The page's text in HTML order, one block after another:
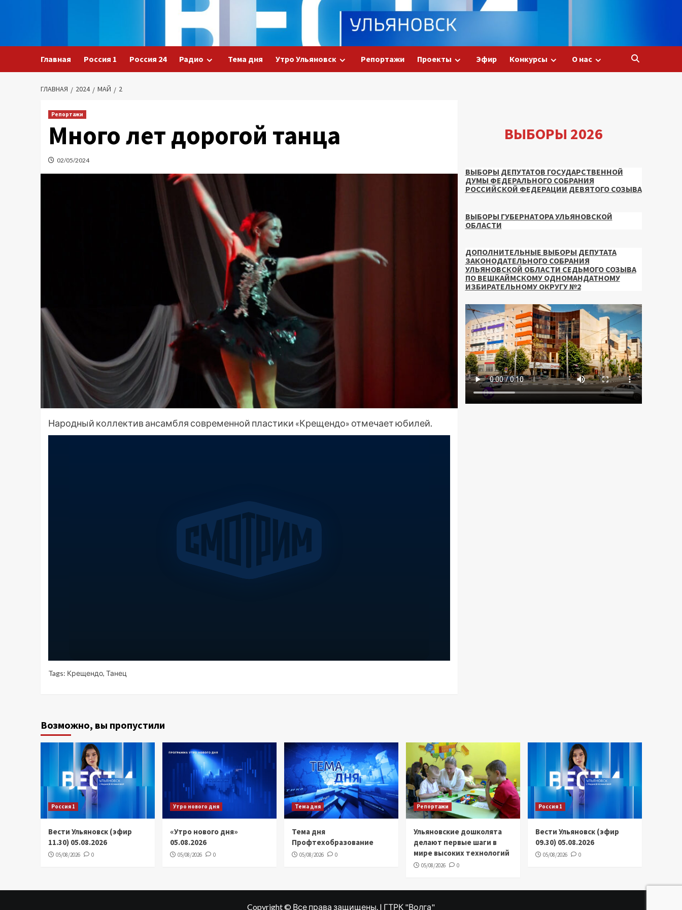
Главная Россия 1 Россия 24 Радио Тема дня Утро Ульяновск Репортажи Проекты Эфир Конкурсы О нас
ГЛАВНАЯ 2024 МАЙ 2
Репортажи
Много лет дорогой танца
02/05/2024
Народный коллектив ансамбля современной пластики «Крещендо» отмечает юбилей.
Tags: Крещендо, Танец
ВЫБОРЫ 2026
ВЫБОРЫ ДЕПУТАТОВ ГОСУДАРСТВЕННОЙ
ДУМЫ ФЕДЕРАЛЬНОГО СОБРАНИЯ
РОССИЙСКОЙ ФЕДЕРАЦИИ ДЕВЯТОГО СОЗЫВА
ВЫБОРЫ ГУБЕРНАТОРА УЛЬЯНОВСКОЙ
ОБЛАСТИ
ДОПОЛНИТЕЛЬНЫЕ ВЫБОРЫ ДЕПУТАТА
ЗАКОНОДАТЕЛЬНОГО СОБРАНИЯ
УЛЬЯНОВСКОЙ ОБЛАСТИ СЕДЬМОГО СОЗЫВА
ПО ВЕШКАЙМСКОМУ ОДНОМАНДАТНОМУ
ИЗБИРАТЕЛЬНОМУ ОКРУГУ №2
Возможно, вы пропустили
Россия 1
Вести Ульяновск (эфир
11.30) 05.08.2026
05/08/2026 0
Утро нового дня
«Утро нового дня»
05.08.2026
05/08/2026 0
Тема дня
Тема дня
Профтехобразование
05/08/2026 0
Репортажи
Ульяновские дошколята
делают первые шаги в
мире высоких технологий
05/08/2026 0
Россия 1
Вести Ульяновск (эфир
09.30) 05.08.2026
05/08/2026 0
Copyright © Все права защищены. | ГТРК "Волга"